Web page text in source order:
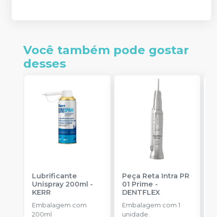
Você também pode gostar
desses
Lubrificante
Unispray 200ml -
KERR
Embalagem com
200ml
Peça Reta Intra PR
01 Prime -
DENTFLEX
Embalagem com 1
unidade.